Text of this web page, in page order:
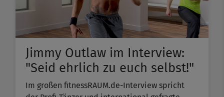
Jimmy Outlaw im Interview:
"Seid ehrlich zu euch selbst!"
Im großen fitnessRAUM.de-Interview spricht